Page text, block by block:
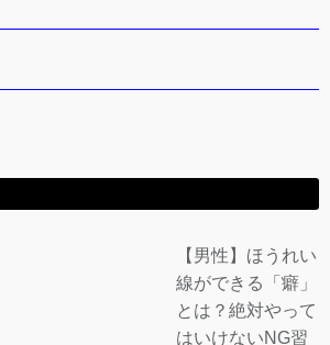
【男性】ほうれい
線ができる「癖」
とは？絶対やって
はいけないNG習